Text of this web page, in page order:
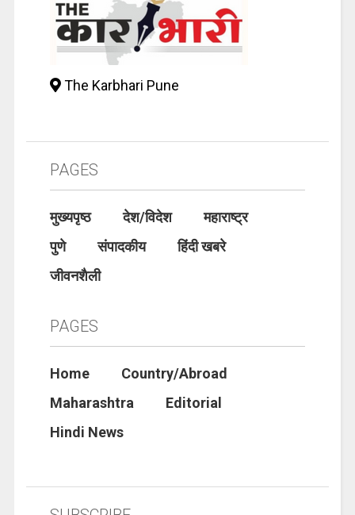
The Karbhari Pune
PAGES
मुख्यपृष्ठ देश/विदेश
महाराष्ट्र
पुणे
संपादकीय
हिंदी खबरे
जीवनशैली
PAGES
Home
Country/Abroad
Maharashtra
Editorial
Hindi News